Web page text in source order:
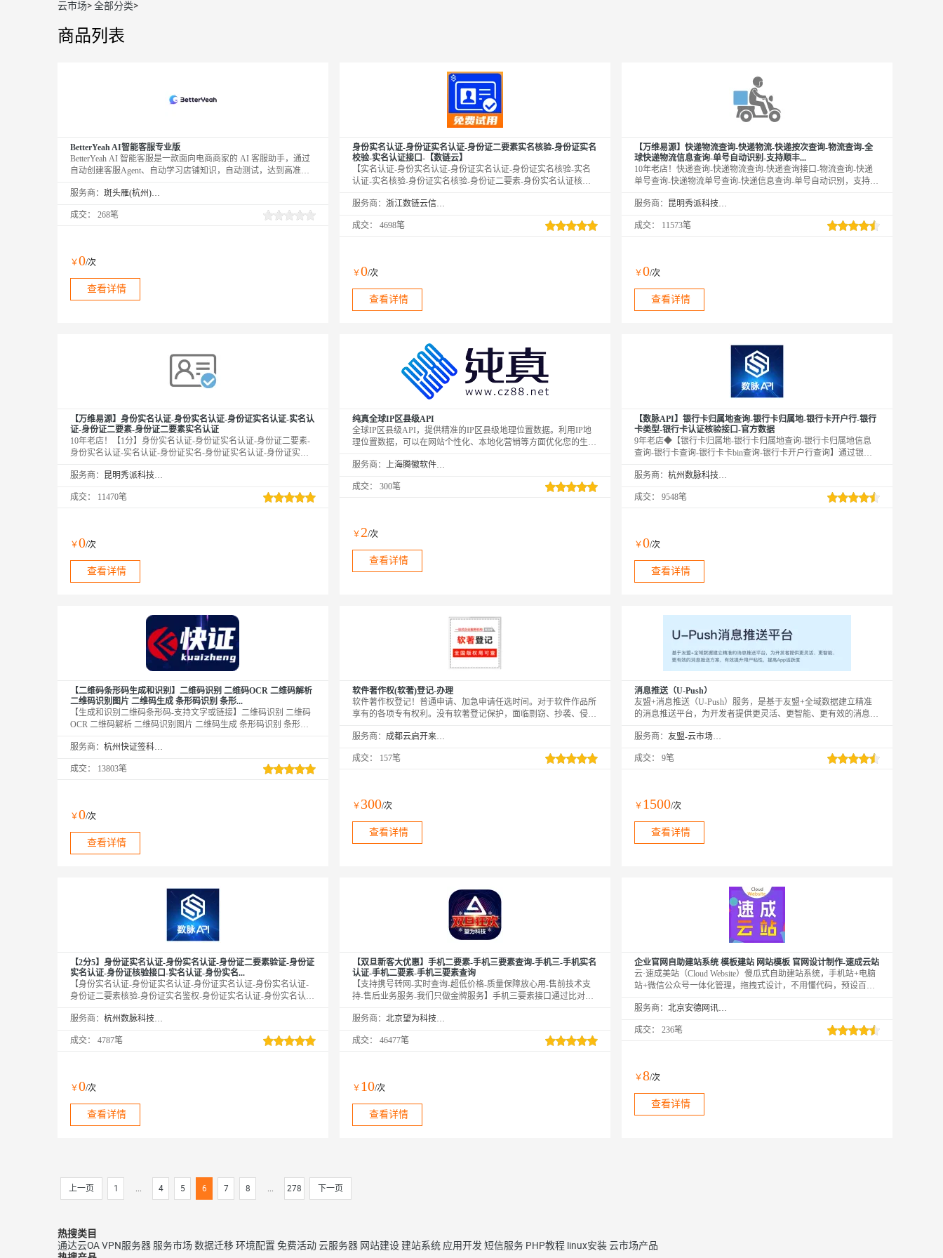
云市场>全部分类>
商品列表
BetterYeah AI智能客服专业版
BetterYeah AI 智能客服是一款面向电商商家的 AI 客服助手，通过
自动创建客服Agent、自动学习店铺知识，自动测试，达到高准确
服务商：
斑头雁(杭州)智能科技有限责任公司
成交： 268笔
￥0/次
查看详情
身份实名认证-身份证实名认证-身份证二要素实名核验-身份证实名
校验-实名认证接口-【数链云】
【实名认证-身份实名认证-身份证实名认证-身份证实名核验-实名
认证-实名核验-身份证实名核验-身份证二要素-身份实名认证核验-
验此二要素是否一致，同时返回生日、性别、籍贯等信息。直连官
断运维，专业技术支持在线服务。——全品类接口专家
服务商： 浙江数链云信息技术有限公司
成交： 4698笔
￥0/次
查看详情
【万维易源】快递物流查询-快递物流-快递按次查询-物流查询-全
球快递物流信息查询-单号自动识别-支持顺丰...
10年老店！快递查询-快递物流查询-快递查询接口-物流查询-快递
单号查询-快递物流单号查询-快递信息查询-单号自动识别，支持国
通、邮政、DHL、UPS、宅急送、德邦、百世、安捷、速通、天
提供物流最新状态。【注：中通/顺丰/跨越查询，需上传手机号后4
服务商： 昆明秀派科技有限公司
成交： 11573笔
￥0/次
查看详情
【万维易源】身份实名认证-身份实名认证-身份证实名认证-实名认
证-身份证二要素-身份证二要素实名认证
10年老店！【1分】身份实名认证-身份证实名认证-身份证二要素-
身份实名认证-实名认证-身份证实名-身份证实名认证-身份证实名
接口-身份证实名认证-身份实名认证-身份证实名验证-身份证实名
验-身份实名认证-身份证二要素认证】传入姓名、身份证号，核验
服务商： 昆明秀派科技有限公司
成交： 11470笔
￥0/次
查看详情
纯真全球IP区县级API
全球IP区县级API，提供精准的IP区县级地理位置数据。利用IP地
理位置数据，可以在网站个性化、本地化营销等方面优化您的生
全方位的IP分析服务。
服务商： 上海腾徽软件科技有限公司
成交： 300笔
￥ 2/次
查看详情
【数脉API】银行卡归属地查询-银行卡归属地-银行卡开户行-银行
卡类型-银行卡认证核验接口-官方数据
9年老店◆【银行卡归属地-银行卡归属地查询-银行卡归属地信息
查询-银行卡查询-银行卡卡bin查询-银行卡开户行查询】通过银行
银行卡发卡行、编号以及归属地等信息，同时可校验银行卡真伪。
品质保障◆金牌售后—阿里云6星级金牌服务商
服务商： 杭州数脉科技有限公司
成交： 9548笔
￥0/次
查看详情
【二维码条形码生成和识别】二维码识别 二维码OCR 二维码解析
二维码识别图片 二维码生成 条形码识别 条形...
【生成和识别二维码条形码-支持文字或链接】二维码识别 二维码
OCR 二维码解析 二维码识别图片 二维码生成 条形码识别 条形码
片二维码文字识别-二维码图片扫描-二维码文字解析-QR 码识别-对
字信息及链接信息
服务商： 杭州快证签科技有限公司
成交： 13803笔
￥0/次
查看详情
软件著作权(软著)登记-办理
软件著作权登记！普通申请、加急申请任选时间。对于软件作品所
享有的各项专有权利。没有软著登记保护，面临剽窃、抄袭、侵权
服务商：
成都云启开来科技发展有限公司
成交： 157笔
￥ 300/次
查看详情
消息推送（U-Push）
友盟+消息推送（U-Push）服务，是基于友盟+全域数据建立精准
的消息推送平台，为开发者提供更灵活、更智能、更有效的消息推
您的友盟+商务对接人，或联系店铺旺旺，或至友盟+官网在线客
服务商： 友盟-云市场精选店
成交： 9笔
￥ 1500/次
查看详情
【2分5】身份证实名认证-身份实名认证-身份证二要素验证-身份证
实名认证-身份证核验接口-实名认证-身份实名...
【身份实名认证-身份证实名认证-身份证实名认证-身份实名认证-
身份证二要素核验-身份证实名鉴权-身份证实名认证-身份实名认
日、性别、籍贯等信息。官方权威数据，仅供高质接口，实时校验
折优惠！诚信老店◆口碑商家◆精益求精◆品质保障◆金牌售后—
服务商： 杭州数脉科技有限公司
成交： 4787笔
￥0/次
查看详情
【双旦新客大优惠】手机二要素-手机三要素查询-手机三-手机实名
认证-手机二要素-手机三要素查询
【支持携号转网-实时查询-超低价格-质量保障放心用-售前技术支
持-售后业务服务-我们只做金牌服务】手机三要素接口通过比对姓
时使用手机三要素实名接口与手机二要素实名接口。【手机三要素
素-手机三要素核验-手机三要素-手机二要素-手机三要素-手机二要
服务商： 北京望为科技有限公司
成交： 46477笔
￥ 10/次
查看详情
企业官网自助建站系统 模板建站 网站模板 官网设计制作-速成云站
云·速成美站（Cloud Website）傻瓜式自助建站系统，手机站+电脑
站+微信公众号一体化管理，拖拽式设计，不用懂代码，预设百余
服务；模板选择地址：aliyun.010123456.com；24小时热线：
服务商： 北京安德网讯科技有限公司
成交： 236笔
￥8/次
查看详情
上一页 1 ... 4 5 6 7 8 ... 278 下一页
热搜类目
通达云OAVPN服务器 服务市场数据迁移环境配置 免费活动云服务器 网站建设 建站系统 应用开发 短信服务 PHP教程 linux安装云市场产品